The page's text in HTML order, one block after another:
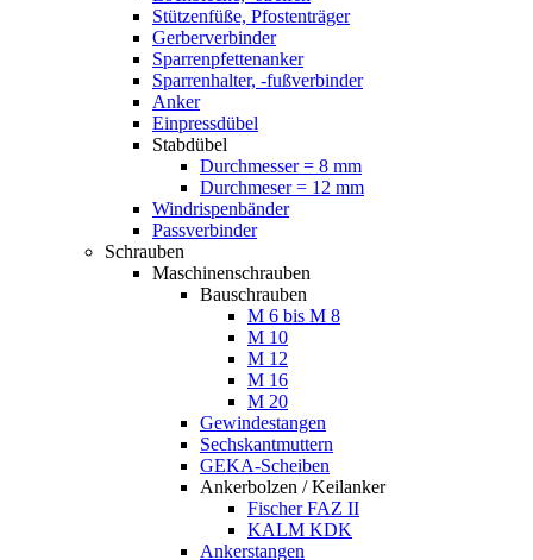
Stützenfüße, Pfostenträger
Gerberverbinder
Sparrenpfettenanker
Sparrenhalter, -fußverbinder
Anker
Einpressdübel
Stabdübel
Durchmesser = 8 mm
Durchmeser = 12 mm
Windrispenbänder
Passverbinder
Schrauben
Maschinenschrauben
Bauschrauben
M 6 bis M 8
M 10
M 12
M 16
M 20
Gewindestangen
Sechskantmuttern
GEKA-Scheiben
Ankerbolzen / Keilanker
Fischer FAZ II
KALM KDK
Ankerstangen